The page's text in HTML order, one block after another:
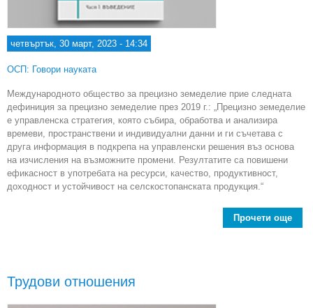
четвъртък, 30 март, 2023 - 14:34
ОСП: Говори науката
Международното общество за прецизно земеделие прие следната
дефиниция за прецизно земеделие през 2019 г.: „Прецизно земеделие
е управленска стратегия, която събира, обработва и анализира
времеви, пространствени и индивидуални данни и ги съчетава с
друга информация в подкрепа на управленски решения въз основа
на изчисления на възможните промени. Резултатите са повишени
ефикасност в употребата на ресурси, качество, продуктивност,
доходност и устойчивост на селскостопанската продукция.“
Прочети още
Трудови отношения